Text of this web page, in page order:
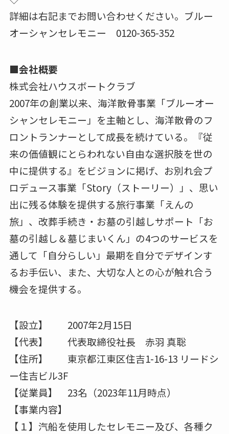
詳細は右記までお問い合わせください。ブルー
オーシャンセレモニー 0120-365-352
■会社概要
株式会社ハウスボートクラブ
2007年の創業以来、海洋散骨事業「ブルーオー
シャンセレモニー」を主軸とし、海洋散骨のフ
ロントランナーとして成長を続けている。『従
来の価値観にとらわれない自由な選択肢を世の
中に提供する』をビジョンに掲げ、お別れ会プ
ロデュース事業「Story（ストーリー）」、思い
出に残る体験を提供する旅行事業「えんの
旅」、改葬手続き・お墓の引越しサポート「お
墓の引越し＆墓じまいくん」の4つのサービスを
通して「自分らしい」最期を自分でデザインす
るお手伝い、また、大切な人との心が触れ合う
機会を提供する。
【設立】 2007年2月15日
【代表】 代表取締役社長 赤羽 真聡
【住所】 東京都江東区住吉1-16-13 リードシ
ー住吉ビル3F
【従業員】 23名（2023年11月時点）
【事業内容】
【１】汽船を使用したセレモニー及び、各種ク